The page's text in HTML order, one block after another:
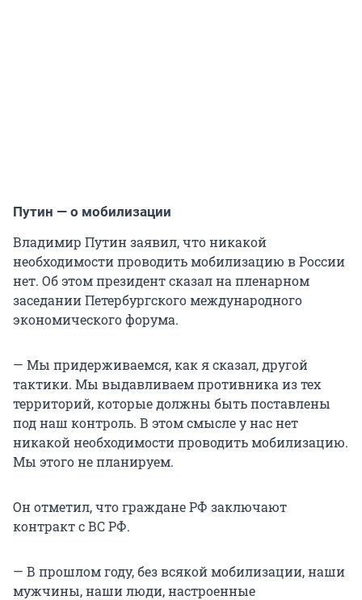
Путин — о мобилизации
Владимир Путин заявил, что никакой
необходимости проводить мобилизацию в России
нет. Об этом президент сказал на пленарном
заседании Петербургского международного
экономического форума.
— Мы придерживаемся, как я сказал, другой
тактики. Мы выдавливаем противника из тех
территорий, которые должны быть поставлены
под наш контроль. В этом смысле у нас нет
никакой необходимости проводить мобилизацию.
Мы этого не планируем.
Он отметил, что граждане РФ заключают
контракт с ВС РФ.
— В прошлом году, без всякой мобилизации, наши
мужчины, наши люди, настроенные